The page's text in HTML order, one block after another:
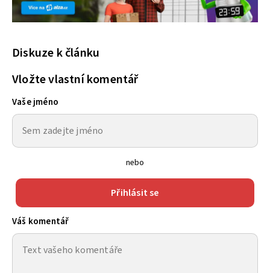
Diskuze k článku
Vložte vlastní komentář
Vaše jméno
nebo
Přihlásit se
Váš komentář